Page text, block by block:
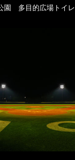
園 多目的広場トイレ